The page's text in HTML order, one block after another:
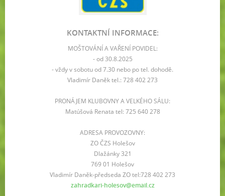
KONTAKTNÍ INFORMACE:
MOŠTOVÁNÍ A VAŘENÍ POVIDEL:
- od 30.8.2025
- vždy v sobotu od 7.30 nebo po tel. dohodě.
Vladimír Daněk tel.: 728 402 273
PRONÁJEM KLUBOVNY A VELKÉHO SÁLU:
Matúšová Renata tel: 725 640 278
ADRESA PROVOZOVNY:
ZO ČZS Holešov
Dlažánky 321
769 01 Holešov
Vladimír Daněk-předseda ZO tel:728 402 273
zahradkari-holesov@email.cz